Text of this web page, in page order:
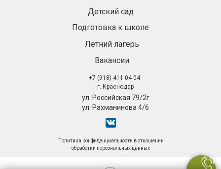
+7 (918) 411-04-04
ул. Российская 79/2г
ул. Рахманинова 4/6
Политика конфиденциальности в отношении
обработки персональных данных
г. Краснодар
Детский сад
Подготовка к школе
Летний лагерь
Вакансии